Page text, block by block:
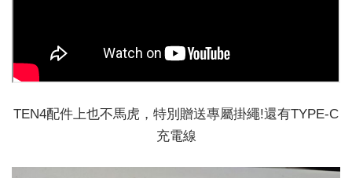
TEN4配件上也不馬虎，特別贈送專屬掛繩!還有TYPE-C
充電線